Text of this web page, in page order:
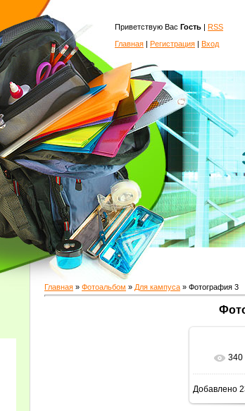
Приветствую Вас Гость | RSS
Главная | Регистрация | Вход
Главная » Фотоальбом » Для кампуса » Фотография 3
340
Добавлено